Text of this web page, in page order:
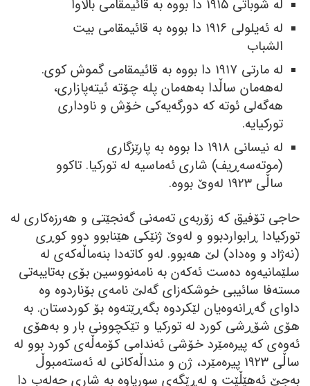
لە شوباتی ١٩١٥ دا بووە بە قائیمقامی بالاوا
لە ئەیلولی ١٩١٦ دا بووە بە قائیمقامی بیت
الشباب
لە مارتی ١٩١٧ دا بووە بە قائیمقامی گموش کوی.
لەھەمان ساڵدا بەھەمان پلە چۆتە ئیتەپازاری،
ھەگەلی ئوتە کە دورگەیەکی خۆش و ناوداری
تورکیایە.
لە نیسانی ١٩١٨ دا بووە بە پارێزگاری
(موتەسەڕیف) شاری ئەماسیە لە تورکیا. تاکوو
ساڵی ١٩٢٣ لەوێ بووە.
حاجی تۆفیق کە زۆربەی تەمەنی گەنجێتی و ھەرزەکاری لە
تورکیادا ڕابواردبوو و لەوێ ژنێکی ھێنابوو دوو کوڕی
(نەژاد و وەداد) لێ ھەبوو. لەو کاتەدا بنەماڵەکەی لە
سلێمانیەوە دەست ئەکەن بە نامەنووسین بۆی بەتایبەتی
مستەفا سائیبی خوشکەزای گەلێ نامەی بۆناردوە وە
داوای گەڕانەوەیان لێکردوە بگەڕێتەوە بۆ کوردستان. بە
ھۆی شۆڕشی کورد لە تورکیا و تێکچوونی بار و بەھۆی
ئەوەی کە پیرەمێرد خۆشی ئەندامی کۆمەڵەی کورد بوو لە
ساڵی ١٩٢٣ پیرەمێرد، ژن و منداڵەکانی لە ئەستەمبوڵ
بەجێ ئەھێڵێت و لەڕێگەی سوریاوە بە شاری حەلەب دا